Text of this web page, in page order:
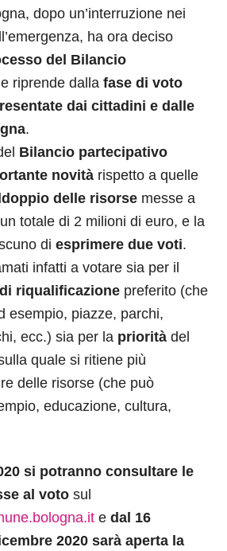
dopo un’interruzione nei
ha ora deciso
del Bilancio
riprende dalla fase di voto
dai cittadini e dalle
.
Bilancio partecipativo
novità rispetto a quelle
delle risorse messe a
totale di 2 milioni di euro, e la
diesprimere due voti.
infatti a votare sia per il
riqualificazione preferito (che
esempio, piazze, parchi,
ecc.) sia per la priorità del
quale si ritiene più
delle risorse (che può
educazione, cultura,
si potranno consultare le
al voto sul
e dal 16
2020 sarà aperta la